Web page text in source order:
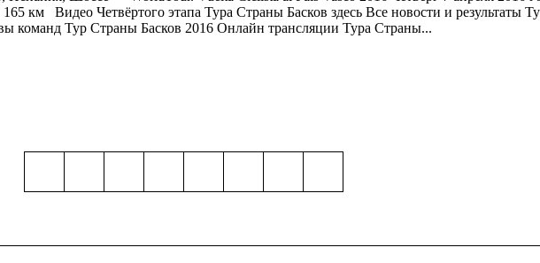
км Видео Четвёртого этапа Тура Страны Басков здесь Все новости и результаты
команд Тур Страны Басков 2016 Онлайн трансляции Тура Страны...